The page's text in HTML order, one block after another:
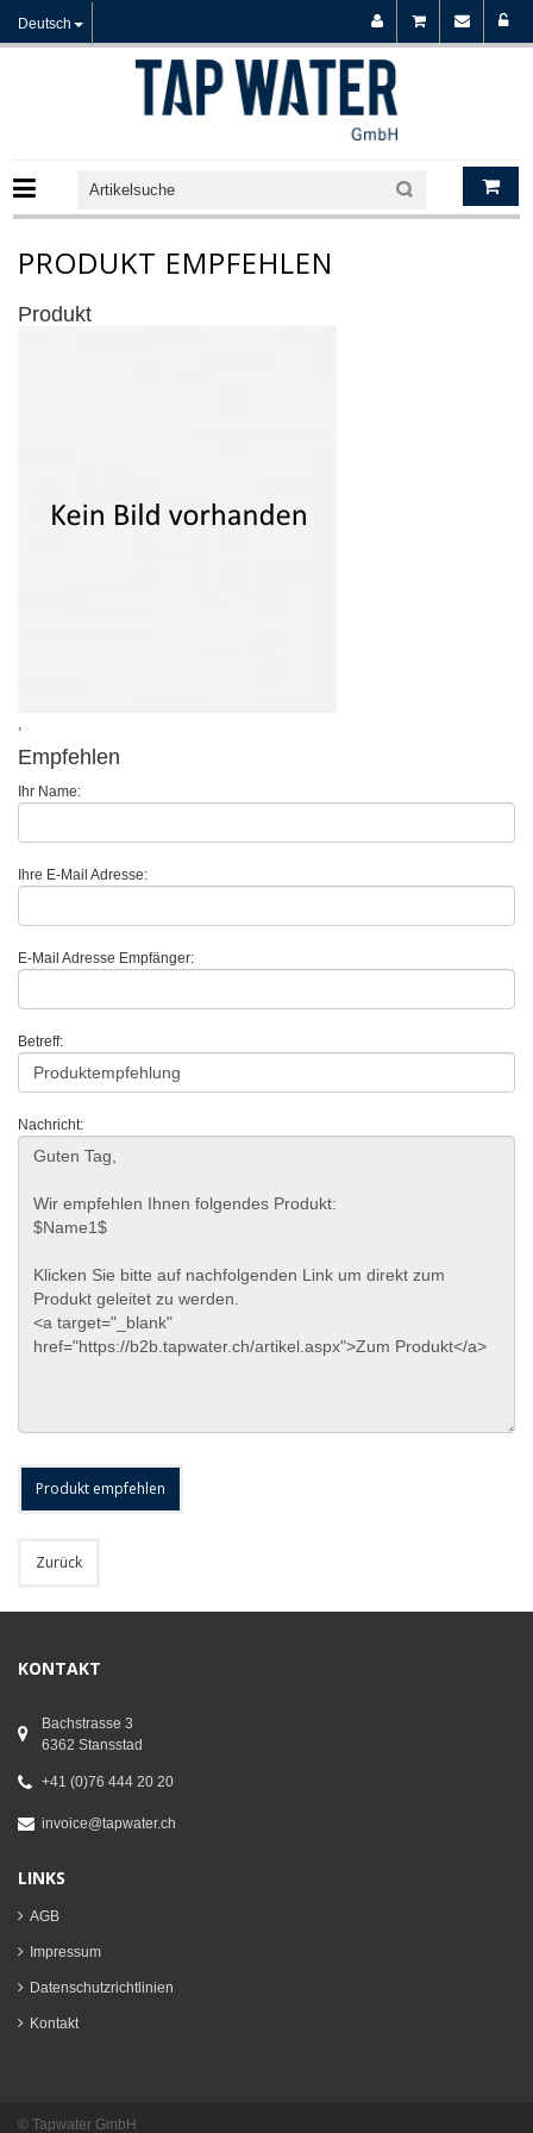
Deutsch
PRODUKT EMPFEHLEN
Produkt
,
Empfehlen
Ihr Name:
Ihre E-Mail Adresse:
E-Mail Adresse Empfänger:
Betreff:
Nachricht:
Zurück
KONTAKT
Bachstrasse 3
6362 Stansstad
+41 (0)76 444 20 20
invoice@tapwater.ch
LINKS
AGB
Impressum
Datenschutzrichtlinien
Kontakt
© Tapwater GmbH